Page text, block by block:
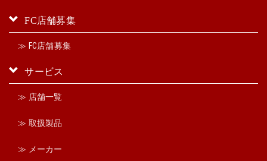
FC店舗募集
≫ FC店舗募集
サービス
≫ 店舗一覧
≫ 取扱製品
≫ メーカー